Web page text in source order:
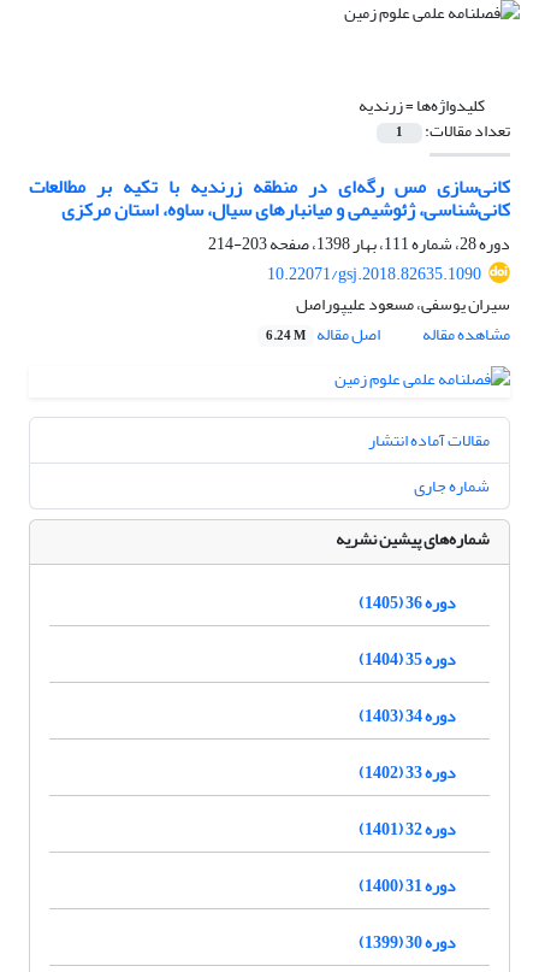
کلیدواژه‌ها =زرندیه
تعداد مقالات: 1
کانی‌سازی مس رگه‌ای در منطقه‌ زرندیه با تکیه بر مطالعات
کانی‌شناسی، ژئوشیمی و میانبارهای سیال، ساوه، استان مرکزی
دوره 28، شماره 111، بهار 1398، صفحه
203-214
10.22071/gsj.2018.82635.1090
سیران یوسفی، مسعود علیپوراصل
مشاهده مقاله
اصل مقاله 6.24 M
مقالات آماده انتشار
شماره جاری
شماره‌های پیشین نشریه
دوره 36 (1405)
دوره 35 (1404)
دوره 34 (1403)
دوره 33 (1402)
دوره 32 (1401)
دوره 31 (1400)
دوره 30 (1399)